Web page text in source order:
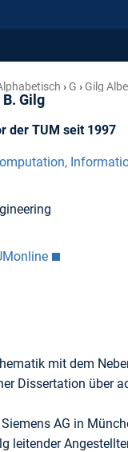
G Gilg
Gilg
der TUM seit 1997
mit dem
Dissertation über
AG in
leitender